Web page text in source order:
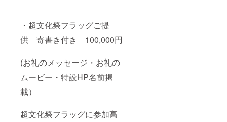
・超文化祭フラッグご提
供 寄書き付き 100,000円
(お礼のメッセージ・お礼の
ムービー・特設HP名前掲
載）
超文化祭フラッグに参加高